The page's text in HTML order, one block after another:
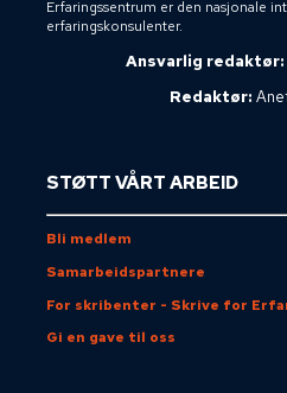
Erfaringssentrum er den nasjonale
erfaringskonsulenter.
Ansvarlig redaktør:
Redaktør:
STØTT VÅRT ARBEID
Bli medlem
Samarbeidspartnere
For skribenter - Skrive for
Gi en gave til oss